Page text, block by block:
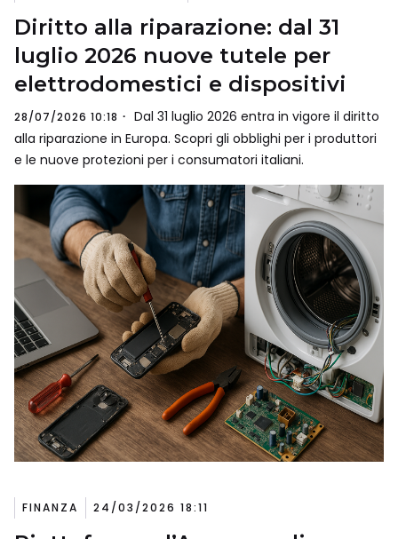
Diritto alla riparazione: dal 31
luglio 2026 nuove tutele per
elettrodomestici e dispositivi
28/07/2026 10:18
Dal 31 luglio 2026 entra in vigore il diritto
alla riparazione in Europa. Scopri gli obblighi per i produttori
e le nuove protezioni per i consumatori italiani.
FINANZA 24/03/2026 18:11